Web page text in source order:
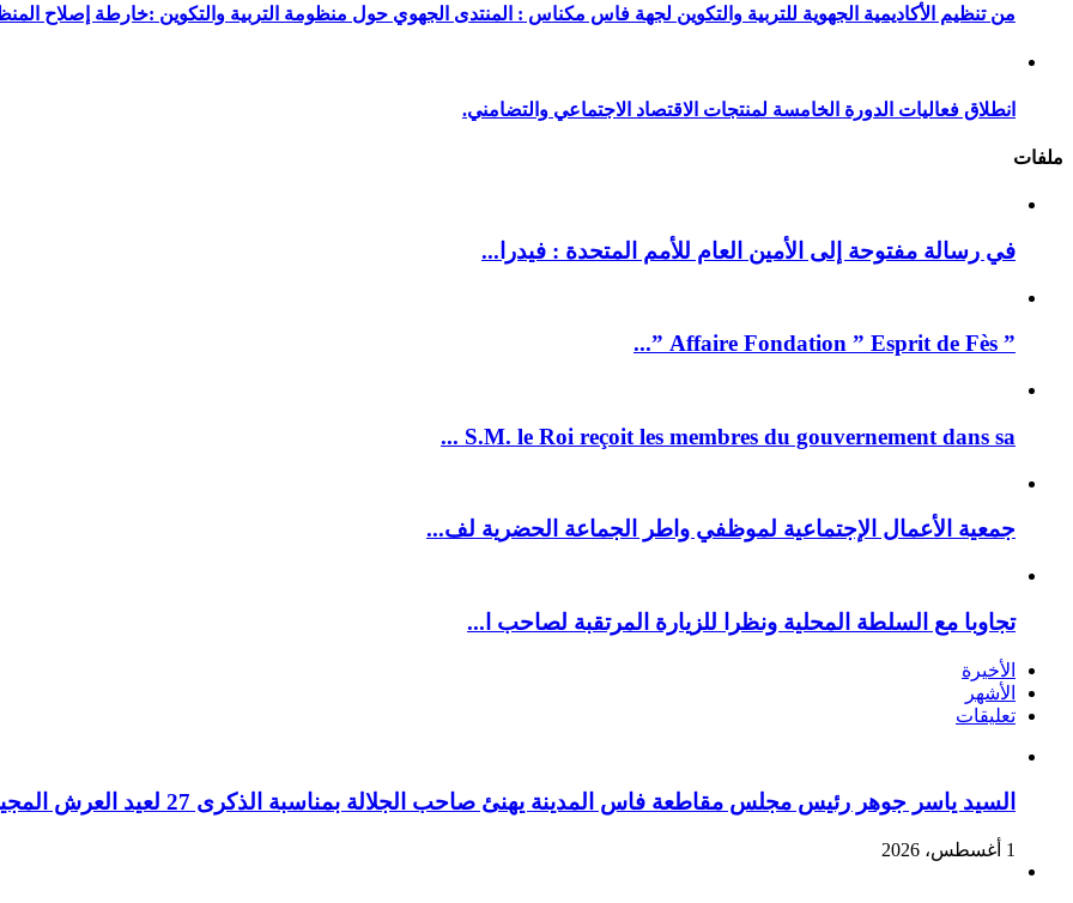
من تنظيم الأكاديمية الجهوية للتربية والتكوين لجهة فاس مكناس : المنتدى الجهوي حول منظومة التربية والتكوين :خارطة إصلاح
انطلاق فعاليات الدورة الخامسة لمنتجات الاقتصاد الاجتماعي والتضامني.
ملفات
في رسالة مفتوحة إلى الأمين العام للأمم المتحدة : فيدرا...
” Affaire Fondation ” Esprit de Fès ”...
S.M. le Roi reçoit les membres du gouvernement dans sa ...
جمعية الأعمال الإجتماعية لموظفي واطر الجماعة الحضرية لف...
تجاوبا مع السلطة المحلية ونظرا للزيارة المرتقبة لصاحب ا...
الأخيرة
الأشهر
تعليقات
السيد ياسر جوهر رئيس مجلس مقاطعة فاس المدينة يهنئ صاحب الجلالة بمناسبة الذكرى 27 لعيد العرش المجيد.
1 أغسطس، 2026